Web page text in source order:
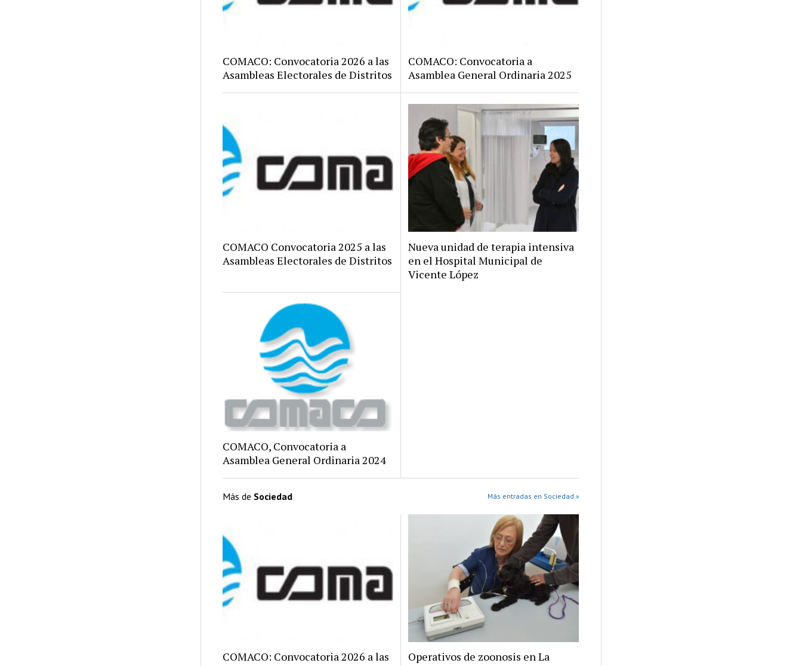
COMACO: Convocatoria 2026 a las
Asambleas Electorales de Distritos
COMACO: Convocatoria a
Asamblea General Ordinaria 2025
COMACO Convocatoria 2025 a las
Asambleas Electorales de Distritos
Nueva unidad de terapia intensiva
en el Hospital Municipal de
Vicente López
COMACO, Convocatoria a
Asamblea General Ordinaria 2024
Más de Sociedad Más entradas en Sociedad »
COMACO: Convocatoria 2026 a las
Operativos de zoonosis en La